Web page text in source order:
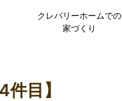
クレバリーホームでの
家づくり
目】